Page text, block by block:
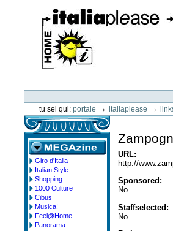
contenuti.
Spostati
navigazione
personali
tu sei qui: portale → italiaplease →
megazine
Giro d'Italia
Italian Style
Shopping
1000 Culture
Cibus
Musica!
Feel@Home
Panorama
URL:
http://
Sponsored :
No
Staffselected:
No